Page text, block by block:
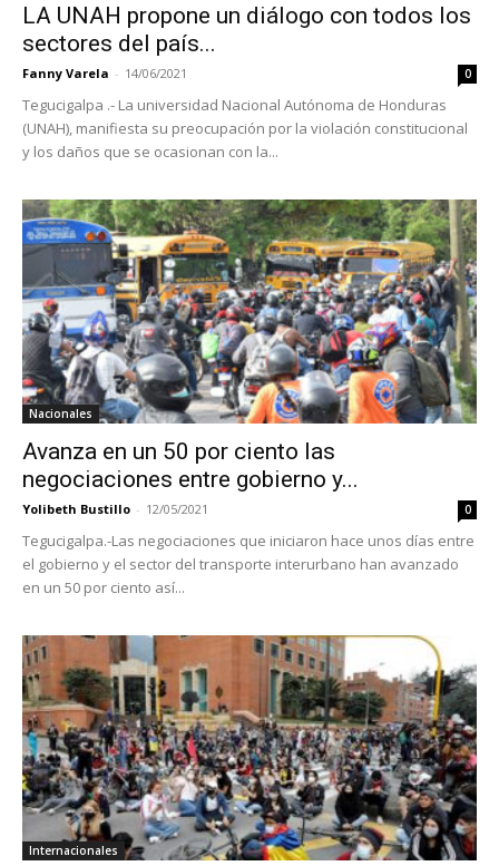
LA UNAH propone un diálogo con todos los
sectores del país...
Fanny Varela - 14/06/2021 0
Tegucigalpa .- La universidad Nacional Autónoma de Honduras
(UNAH), manifiesta su preocupación por la violación constitucional
y los daños que se ocasionan con la...
Nacionales
Avanza en un 50 por ciento las
negociaciones entre gobierno y...
Yolibeth Bustillo - 12/05/2021 0
Tegucigalpa.-Las negociaciones que iniciaron hace unos días entre
el gobierno y el sector del transporte interurbano han avanzado
en un 50 por ciento así...
Internacionales